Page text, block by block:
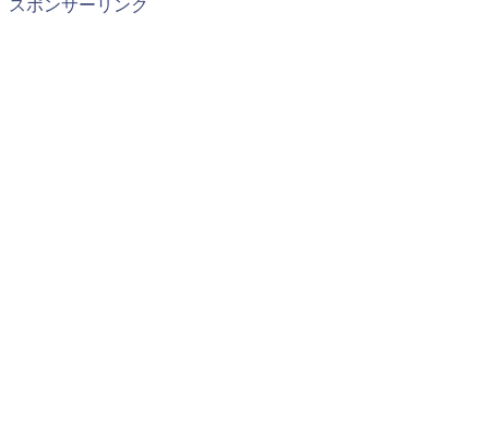
スポンサーリンク